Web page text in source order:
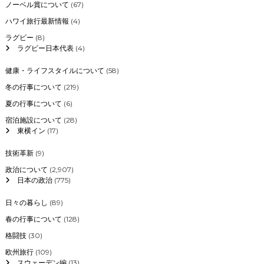
ノーベル賞について (67)
ハワイ旅行最新情報 (4)
ラグビー (8)
ラグビー日本代表 (4)
健康・ライフスタイルについて (58)
冬の行事について (219)
夏の行事について (6)
宿泊施設について (28)
東横イン (17)
技術革新 (9)
政治について (2,907)
日本の政治 (775)
日々の暮らし (89)
春の行事について (128)
格闘技 (30)
欧州旅行 (109)